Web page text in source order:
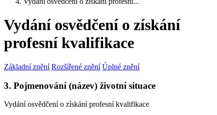
Vydání osvědčení o získání
profesní kvalifikace
Základní znění Rozšířené znění Úplné znění
3. Pojmenování (název) životní situace
Vydání osvědčení o získání profesní kvalifikace